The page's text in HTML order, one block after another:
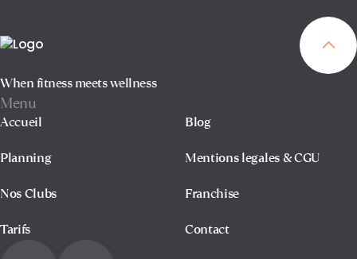
When fitness meets wellness
Menu
Accueil
Planning
Nos Clubs
Tarifs
Blog
Mentions legales & CGU
Franchise
Contact